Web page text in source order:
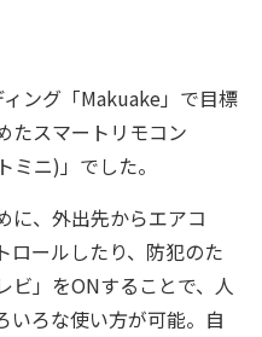
ング「Makuake」で目標
たスマートリモコン
ニ)」でした。
に、外出先からエアコ
ロールしたり、防犯のた
ビ」をONすることで、人
いろな使い方が可能。自